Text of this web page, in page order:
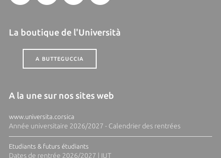
La boutique de l'Università
A BUTTEGUCCIA
A la une sur nos sites web
www.universita.corsica
Année universitaire 2026/2027 - Calendrier des rentrées
Etudiants & futurs étudiants
Dates de rentrée 2026/2027 | IUT